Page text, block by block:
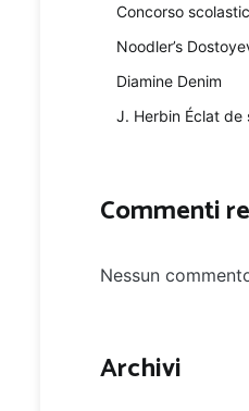
Concorso
Noodler’s
Diamine Denim
J. Herbin Éclat de
Commenti
Nessun
Archivi